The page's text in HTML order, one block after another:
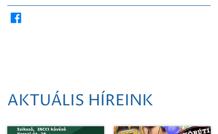
AKTUÁLIS HÍREINK